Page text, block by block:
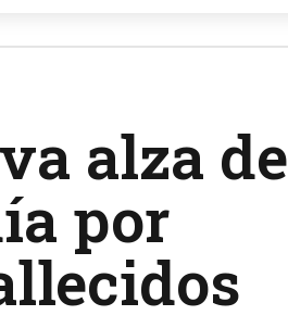
alza de
por